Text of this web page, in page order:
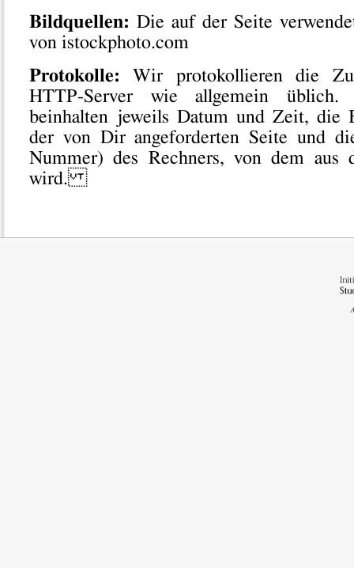
Bildquellen: Die auf der Seite
von istockphoto.com
Protokolle: Wir protokollieren die
HTTP-Server wie allgemein üblich.
beinhalten jeweils Datum und Zeit, die
der von Dir angeforderten Seite und
Nummer) des Rechners, von dem aus
wird.